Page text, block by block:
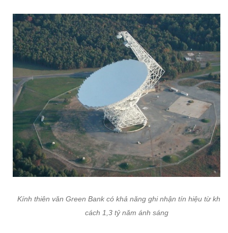
Kính thiên văn Green Bank có khả năng ghi nhận tín hiệu từ
cách 1,3 tỷ năm ánh sáng